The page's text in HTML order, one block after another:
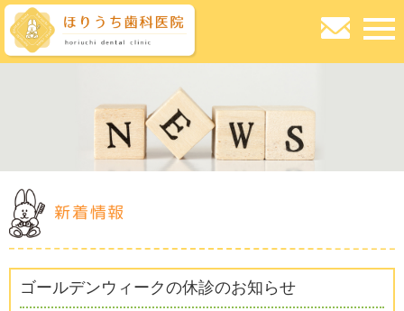
新着情報
ゴールデンウィークの休診のお知らせ